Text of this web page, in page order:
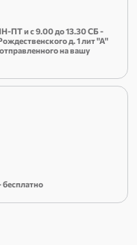
ПТ и с 9.00 до 13.30 СБ -
д. 1 лит "А"
на вашу
бесплатно